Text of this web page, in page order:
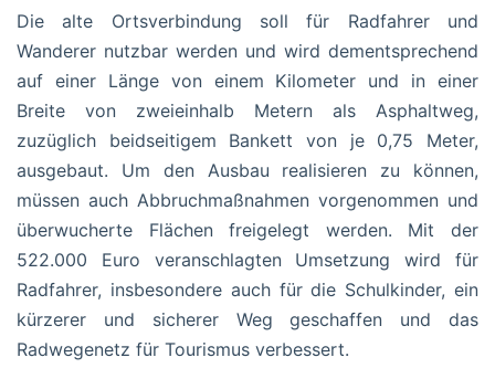
Die alte Ortsverbindung soll für Radfahrer und
Wanderer nutzbar werden und wird dementsprechend
auf einer Länge von einem Kilometer und in einer
Breite von zweieinhalb Metern als Asphaltweg,
zuzüglich beidseitigem Bankett von je 0,75 Meter,
ausgebaut. Um den Ausbau realisieren zu können,
müssen auch Abbruchmaßnahmen vorgenommen und
überwucherte Flächen freigelegt werden. Mit der
522.000 Euro veranschlagten Umsetzung wird für
Radfahrer, insbesondere auch für die Schulkinder, ein
kürzerer und sicherer Weg geschaffen und das
Radwegenetz für Tourismus verbessert.